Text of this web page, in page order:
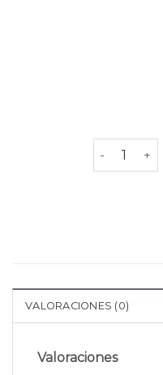
bolsos de
VALORACIONES (0)
Valoraciones